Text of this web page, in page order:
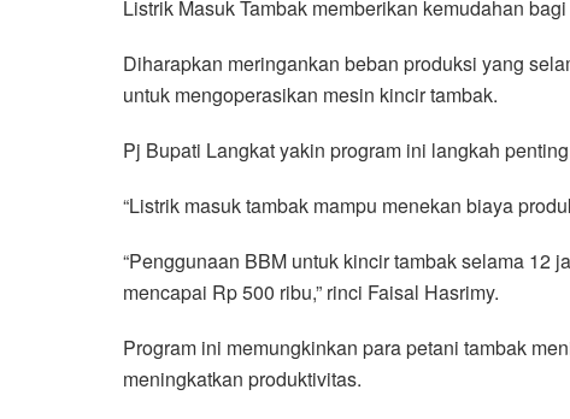
Listrik Masuk Tambak memberikan kemudahan
Diharapkan meringankan beban produksi yang
untuk mengoperasikan mesin kincir tambak.
Pj Bupati Langkat yakin program ini langkah
“Listrik masuk tambak mampu menekan biaya
“Penggunaan BBM untuk kincir tambak selama 12
mencapai Rp 500 ribu,” rinci Faisal Hasrimy.
Program ini memungkinkan para petani tambak
meningkatkan produktivitas.